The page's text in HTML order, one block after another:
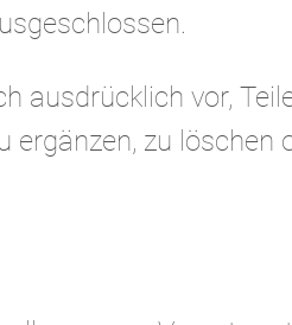
ausdrücklich vor,
zu